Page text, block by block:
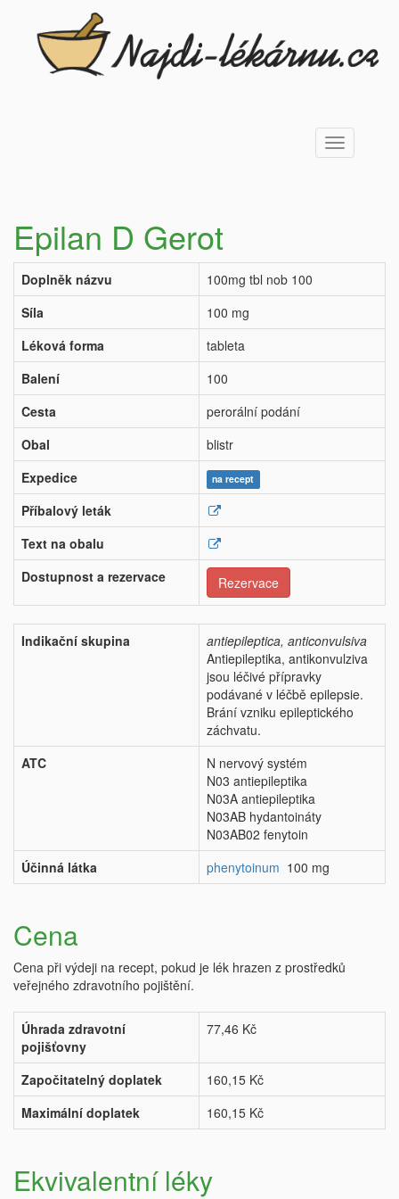
Toggle
navigation
Epilan D Gerot
Doplněk názvu
100mg tbl nob 100
Síla
100 mg
Léková forma
tableta
Balení
100
Cesta
perorální podání
Obal
blistr
Expedice
na recept
Příbalový leták
Text na obalu
Dostupnost a rezervace
Rezervace
Indikační skupina
antiepileptica, anticonvulsiva
Antiepileptika, antikonvulziva
jsou léčivé přípravky
podávané v léčbě epilepsie.
Brání vzniku epileptického
záchvatu.
ATC
N nervový systém
N03 antiepileptika
N03A antiepileptika
N03AB hydantoináty
N03AB02 fenytoin
Účinná látka
phenytoinum 100 mg
Cena
Cena při výdeji na recept, pokud je lék hrazen z prostředků
veřejného zdravotního pojištění.
Úhrada zdravotní
pojišťovny
77,46 Kč
Započitatelný doplatek
160,15 Kč
Maximální doplatek
160,15 Kč
Ekvivalentní léky